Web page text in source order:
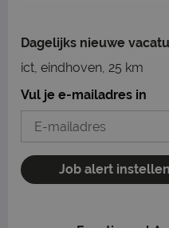
Dagelijks nieuwe
ict, eindhoven, 25 km
Vul je e-mailadres in
Job alert instellen